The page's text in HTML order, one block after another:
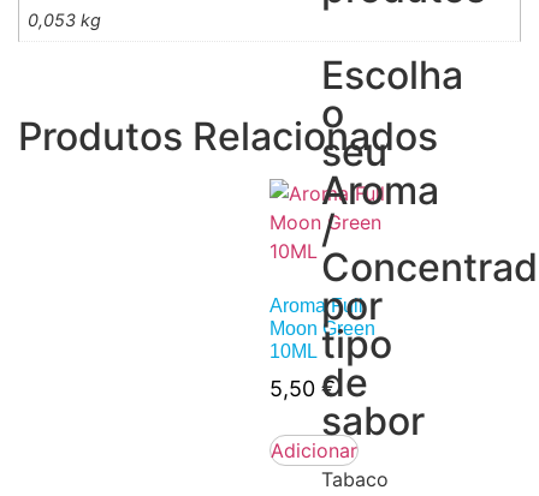
Escolha
o
seu
Aroma
/
por
tipo
de
sabor
Tabaco
0,053 kg
Produtos Relacionados
Aroma Full
Moon Green
10ML
5,50 €
Adicionar